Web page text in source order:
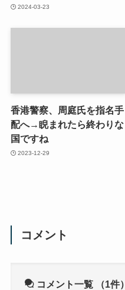
2024-03-23
香港警察、周庭氏を指名手
配へ→睨まれたら終わりな
国ですね
2023-12-29
コメント
コメント一覧 （1件）